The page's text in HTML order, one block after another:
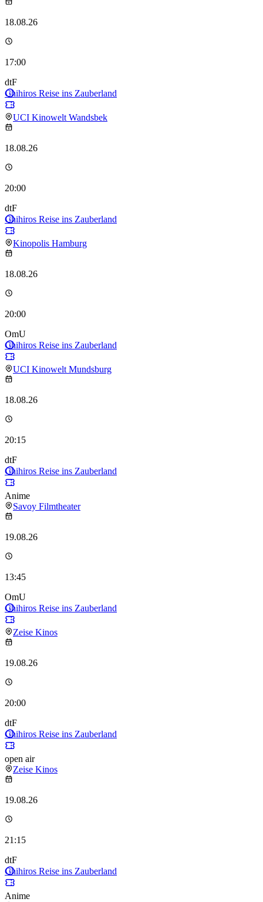
18.08.26
17:00
dtF
Chihiros Reise ins Zauberland
UCI Kinowelt Wandsbek
18.08.26
20:00
dtF
Chihiros Reise ins Zauberland
Kinopolis Hamburg
18.08.26
20:00
OmU
Chihiros Reise ins Zauberland
UCI Kinowelt Mundsburg
18.08.26
20:15
dtF
Chihiros Reise ins Zauberland
Anime
Savoy Filmtheater
19.08.26
13:45
OmU
Chihiros Reise ins Zauberland
Zeise Kinos
19.08.26
20:00
dtF
Chihiros Reise ins Zauberland
open air
Zeise Kinos
19.08.26
21:15
dtF
Chihiros Reise ins Zauberland
Anime